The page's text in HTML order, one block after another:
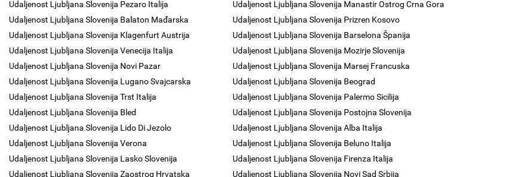
Udaljenost Ljubljana Slovenija Pezaro Italija
Udaljenost Ljubljana Slovenija Manastir Ostrog Crna Gora
Udaljenost Ljubljana Slovenija Balaton Mađarska
Udaljenost Ljubljana Slovenija Prizren Kosovo
Udaljenost Ljubljana Slovenija Klagenfurt Austrija
Udaljenost Ljubljana Slovenija Barselona Španija
Udaljenost Ljubljana Slovenija Venecija Italija
Udaljenost Ljubljana Slovenija Mozirje Slovenija
Udaljenost Ljubljana Slovenija Novi Pazar
Udaljenost Ljubljana Slovenija Marsej Francuska
Udaljenost Ljubljana Slovenija Lugano Svajcarska
Udaljenost Ljubljana Slovenija Beograd
Udaljenost Ljubljana Slovenija Trst Italija
Udaljenost Ljubljana Slovenija Palermo Sicilija
Udaljenost Ljubljana Slovenija Bled
Udaljenost Ljubljana Slovenija Postojna Slovenija
Udaljenost Ljubljana Slovenija Lido Di Jezolo
Udaljenost Ljubljana Slovenija Alba Italija
Udaljenost Ljubljana Slovenija Verona
Udaljenost Ljubljana Slovenija Beluno Italija
Udaljenost Ljubljana Slovenija Lasko Slovenija
Udaljenost Ljubljana Slovenija Firenza Italija
Udaljenost Ljubljana Slovenija Zaostrog Hrvatska
Udaljenost Ljubljana Slovenija Novi Sad Srbija